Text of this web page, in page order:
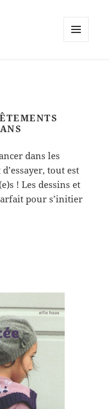
dans les
tout est
! Les dessins et
pour s’initier